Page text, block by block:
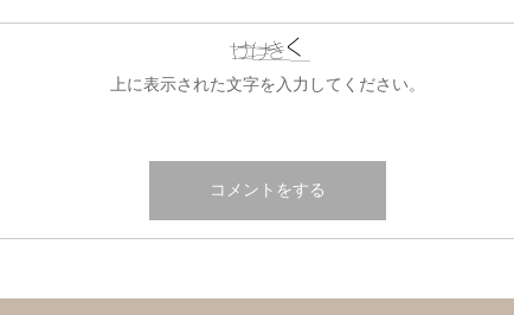
上に表示された文字を入力してください。